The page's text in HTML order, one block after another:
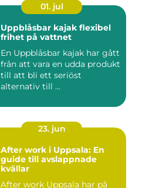
01. jul
Uppblåsbar kajak flexibel
frihet på vattnet
En Uppblåsbar kajak har gått
från att vara en udda produkt
till att bli ett seriöst
alternativ till ...
23. jun
After work i Uppsala: En
guide till avslappnade
kvällar
After work Uppsala har på